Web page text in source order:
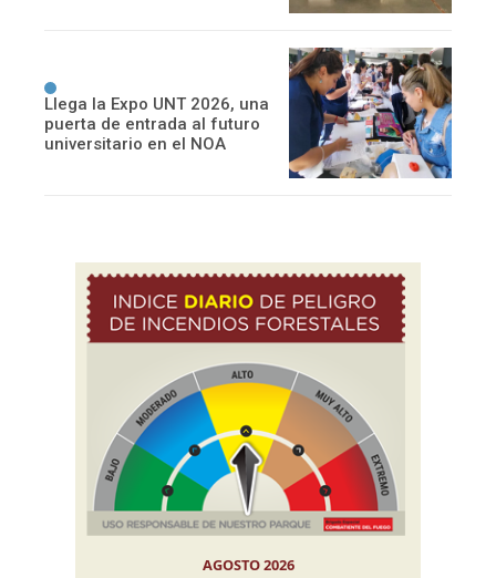
Llega la Expo UNT 2026, una
puerta de entrada al futuro
universitario en el NOA